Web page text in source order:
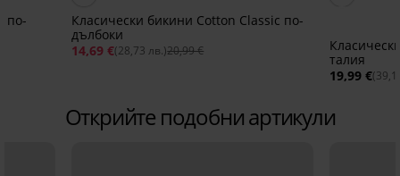
по-
Класически бикини Cotton Classic по-
дълбоки
14,69 €(28,73 лв.)20,99 €
талия
19,99 €
Открийте подобни артикули